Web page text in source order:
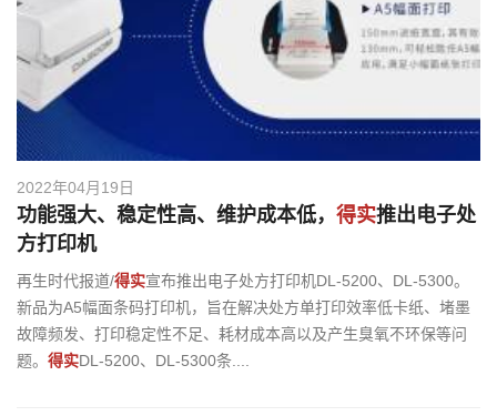
2022年04月19日
功能强大、稳定性高、维护成本低， 得实推出电子处
方打印机
再生时代报道/得实宣布推出电子处方打印机DL-5200、DL-5300。
新品为A5幅面条码打印机，旨在解决处方单打印效率低卡纸、堵墨
故障频发、打印稳定性不足、耗材成本高以及产生臭氧不环保等问
题。 得实DL-5200、DL-5300条....